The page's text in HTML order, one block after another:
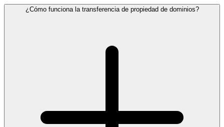
¿Cómo funciona la transferencia de propiedad de dominios?